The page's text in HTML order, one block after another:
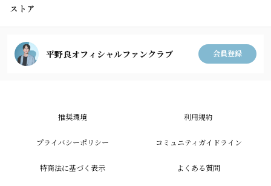
ストア
平野良オフィシャルファンクラブ 会員登録
推奨環境 利用規約
プライバシーポリシー コミュニティガイドライン
特商法に基づく表示 よくある質問